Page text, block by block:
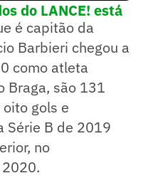
do LANCE! está
é capitão da
Barbieri chegou a
como atleta
Braga, são 131
gols e
Série B de 2019
no